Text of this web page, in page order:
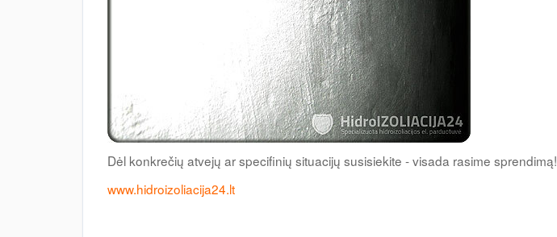
Dėl konkrečių atvejų ar specifinių situacijų susisiekite - visada rasime sprendimą!
www.hidroizoliacija24.lt